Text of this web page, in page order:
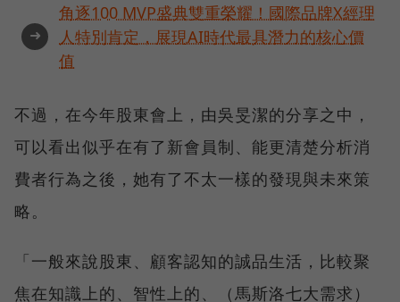
➜
角逐100 MVP盛典雙重榮耀！國際品牌X經理
人特別肯定，展現AI時代最具潛力的核心價
值
不過，在今年股東會上，由吳旻潔的分享之中，
可以看出似乎在有了新會員制、能更清楚分析消
費者行為之後，她有了不太一樣的發現與未來策
略。
「一般來說股東、顧客認知的誠品生活，比較聚
焦在知識上的、智性上的、（馬斯洛七大需求）